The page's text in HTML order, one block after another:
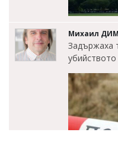
Михаил
Задържаха